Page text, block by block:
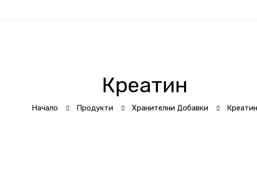
Креатин
Начало Продукти Хранителни Добавки Креатин